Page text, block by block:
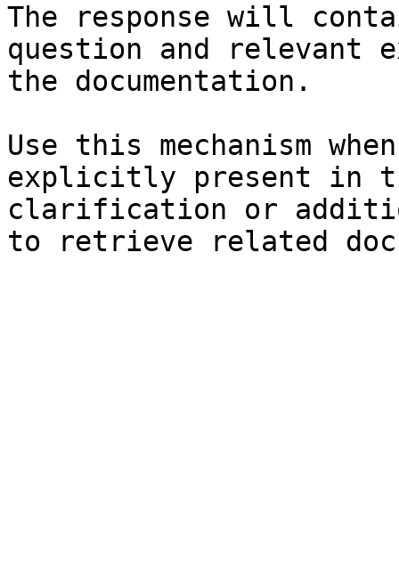
The response will
question and relevant
the documentation.
Use this mechanism
explicitly present in
clarification or